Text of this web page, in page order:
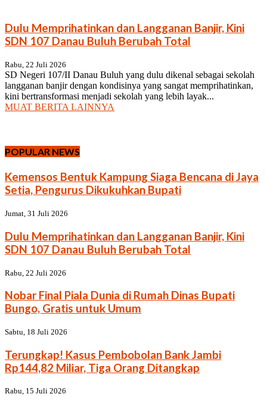
Dulu Memprihatinkan dan Langganan Banjir, Kini
SDN 107 Danau Buluh Berubah Total
Rabu, 22 Juli 2026
SD Negeri 107/II Danau Buluh yang dulu dikenal sebagai sekolah
langganan banjir dengan kondisinya yang sangat memprihatinkan,
kini bertransformasi menjadi sekolah yang lebih layak...
MUAT BERITA LAINNYA
POPULAR NEWS
Kemensos Bentuk Kampung Siaga Bencana di Jaya
Setia, Pengurus Dikukuhkan Bupati
Jumat, 31 Juli 2026
Dulu Memprihatinkan dan Langganan Banjir, Kini
SDN 107 Danau Buluh Berubah Total
Rabu, 22 Juli 2026
Nobar Final Piala Dunia di Rumah Dinas Bupati
Bungo, Gratis untuk Umum
Sabtu, 18 Juli 2026
Terungkap! Kasus Pembobolan Bank Jambi
Rp144,82 Miliar, Tiga Orang Ditangkap
Rabu, 15 Juli 2026